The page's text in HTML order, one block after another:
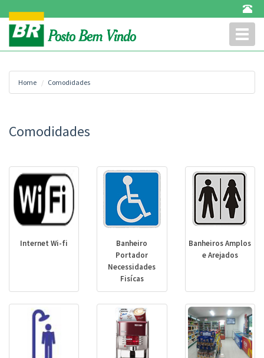
Home Comodidades
Comodidades
Internet Wi-fi
Banheiro
Portador
Necessidades
Fisícas
Banheiros Amplos
e Arejados